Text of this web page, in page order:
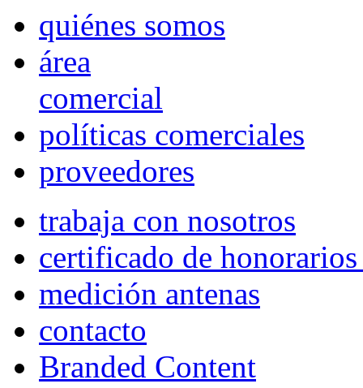
quiénes somos
área
comercial
políticas comerciales
proveedores
trabaja con nosotros
certificado de
medición antenas
contacto
Branded Content